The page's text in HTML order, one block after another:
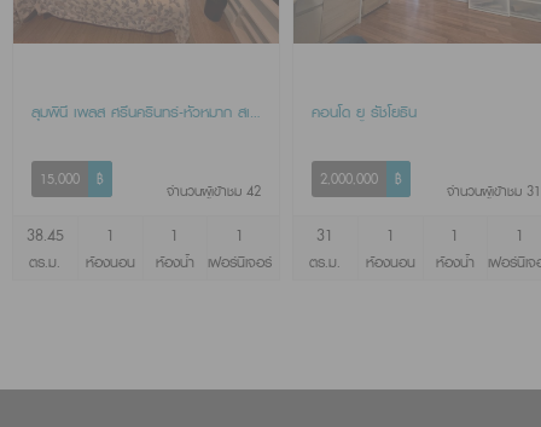
ลุมพินี เพลส ศรีนครินทร์-หัวหมาก สเตชั่น
15,000 ฿ จำนวนผู้เข้าชม 42
38.45
ตร.ม.
1
ห้องนอน
1
ห้องน้ำ
1
เฟอร์นิเจอร์
คอนโด ยู รัชโยธิน
2,000,000 ฿ จำนวนผู้เข้าชม 31
31
ตร.ม.
1
ห้องนอน
1
ห้องน้ำ
1
เฟอร์นิเ